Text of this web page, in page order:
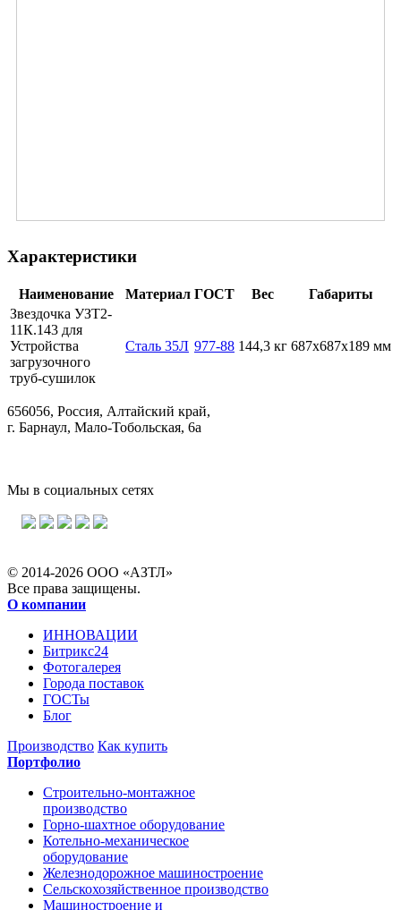
Характеристики
Наименование Материал ГОСТ Вес
Габариты
Звездочка УЗТ2-
11К.143 для
Устройства
загрузочного
труб-сушилок
Сталь 35Л 977-88 144,3 кг 687х687х189 мм
656056, Россия, Алтайский край,
г. Барнаул, Мало-Тобольская, 6а
Мы в социальных сетях
© 2014-2026 ООО «АЗТЛ»
Все права защищены.
О компании
ИННОВАЦИИ
Битрикс24
Фотогалерея
Города поставок
ГОСТы
Блог
Производство Как купить
Портфолио
Строительно-монтажное
производство
Горно-шахтное оборудование
Котельно-механическое
оборудование
Железнодорожное машиностроение
Сельскохозяйственное производство
Машиностроение и